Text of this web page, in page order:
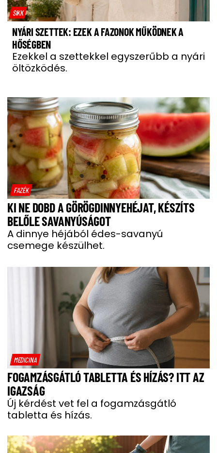
SIKK
NYÁRI SZETTEK: EZEK A FAZONOK MŰKÖDNEK A
HŐSÉGBEN
Ezekkel a szettekkel egyszerűbb a nyári
öltözködés.
FAZÉK
KI NE DOBD A GÖRÖGDINNYEHÉJAT, KÉSZÍTS
BELŐLE SAVANYÚSÁGOT
A dinnye héjából édes-savanyú
csemege készülhet.
MEDICINA
FOGAMZÁSGÁTLÓ TABLETTA ÉS HÍZÁS? ITT AZ
IGAZSÁG
Új kérdést vet fel a fogamzásgátló
tabletta és hízás.